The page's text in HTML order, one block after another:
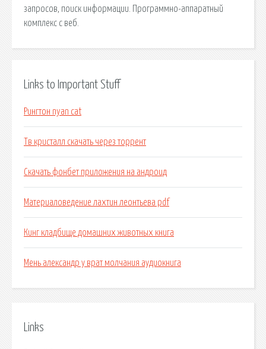
запросов, поиск информации. Программно-аппаратный
комплекс с веб.
Links to Important Stuff
Рингтон nyan cat
Тв кристалл скачать через торрент
Скачать фонбет приложения на андроид
Материаловедение лахтин леонтьева pdf
Кинг кладбище домашних животных книга
Мень александр у врат молчания аудиокнига
Links